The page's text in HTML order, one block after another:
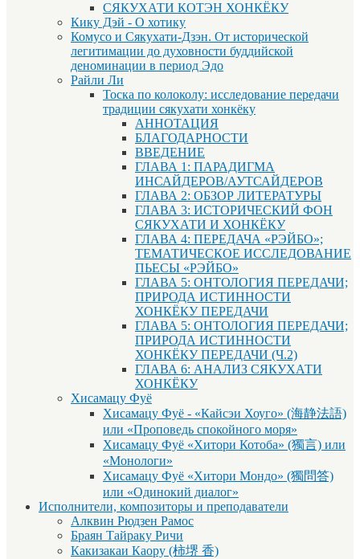
СЯКУХАТИ КОТЭН ХОНКЁКУ
Кику Дэй - О хотику
Комусо и Сякухати-Дзэн. От исторической
легитимации до духовности буддийской
деноминации в период Эдо
Райли Ли
Тоска по колоколу: исследование передачи
традиции сякухати хонкёку
АННОТАЦИЯ
БЛАГОДАРНОСТИ
ВВЕДЕНИЕ
ГЛАВА 1: ПАРАДИГМА
ИНСАЙДЕРОВ/АУТСАЙДЕРОВ
ГЛАВА 2: ОБЗОР ЛИТЕРАТУРЫ
ГЛАВА 3: ИСТОРИЧЕСКИЙ ФОН
СЯКУХАТИ И ХОНКЁКУ
ГЛАВА 4: ПЕРЕДАЧА «РЭЙБО»;
ТЕМАТИЧЕСКОЕ ИССЛЕДОВАНИЕ
ПЬЕСЫ «РЭЙБО»
ГЛАВА 5: ОНТОЛОГИЯ ПЕРЕДАЧИ;
ПРИРОДА ИСТИННОСТИ
ХОНКЁКУ ПЕРЕДАЧИ
ГЛАВА 5: ОНТОЛОГИЯ ПЕРЕДАЧИ;
ПРИРОДА ИСТИННОСТИ
ХОНКЁКУ ПЕРЕДАЧИ (Ч.2)
ГЛАВА 6: АНАЛИЗ СЯКУХАТИ
ХОНКЁКУ
Хисамацу Фуё
Хисамацу Фуё - «Кайсэи Хоуго» (海静法語)
или «Проповедь спокойного моря»
Хисамацу Фуё «Хитори Котоба» (獨言) или
«Монологи»
Хисамацу Фуё «Хитори Мондо» (獨問答)
или «Одинокий диалог»
Исполнители, композиторы и преподаватели
Алквин Рюдзен Рамос
Браян Тайраку Ричи
Какизакаи Каору (柿堺 香)